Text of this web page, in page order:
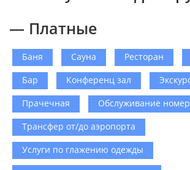
— Платные
Баня Сауна Ресторан
Бар
Конференц зал
Прачечная
Обслуживание
Трансфер от/до аэропорта
Услуги по глажению одежды